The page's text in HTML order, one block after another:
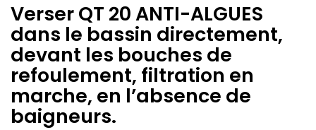
Verser QT 20 ANTI-ALGUES
dans le bassin directement,
devant les bouches de
refoulement, filtration en
marche, en l’absence de
baigneurs.